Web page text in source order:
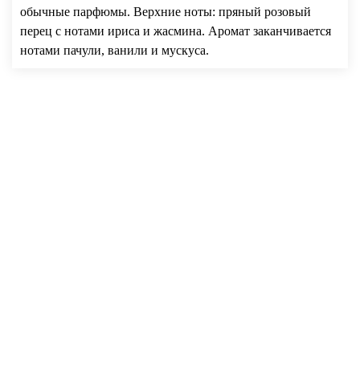
обычные парфюмы. Верхние ноты: пряный розовый
перец с нотами ириса и жасмина. Аромат заканчивается
нотами пачули, ванили и мускуса.